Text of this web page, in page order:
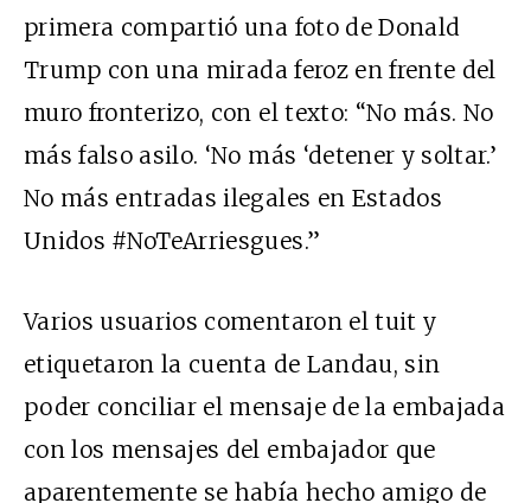
primera compartió una foto de Donald
Trump con una mirada feroz en frente del
muro fronterizo, con el texto: “No más. No
más falso asilo. ‘No más ‘detener y soltar.’
No más entradas ilegales en Estados
Unidos #NoTeArriesgues.”
Varios usuarios comentaron el tuit y
etiquetaron la cuenta de Landau, sin
poder conciliar el mensaje de la embajada
con los mensajes del embajador que
aparentemente se había hecho amigo de